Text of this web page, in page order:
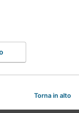
Torna in alto